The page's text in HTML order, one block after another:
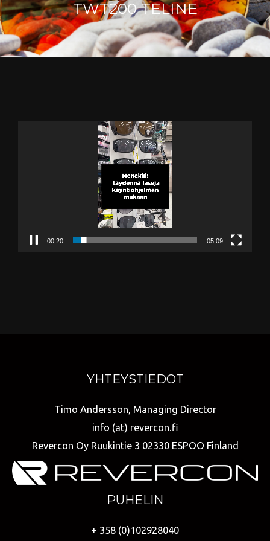
TWT200 TELINE
00:20 05:09
YHTEYSTIEDOT
Timo Andersson, Managing Director
info (at) revercon.fi
Revercon Oy Ruukintie 3 02330 ESPOO Finland
PUHELIN
+ 358 (0)102928040